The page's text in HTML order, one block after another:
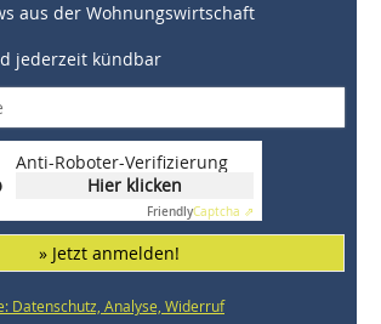
aus der Wohnungswirtschaft
jederzeit kündbar
Anti-Roboter-Verifizierung
Hier klicken
FriendlyCaptcha ⇗
» Jetzt anmelden!
Datenschutz, Analyse, Widerruf